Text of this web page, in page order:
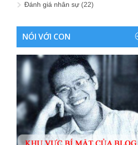
Đánh giá nhân sự (22)
NÓI VỚI CON